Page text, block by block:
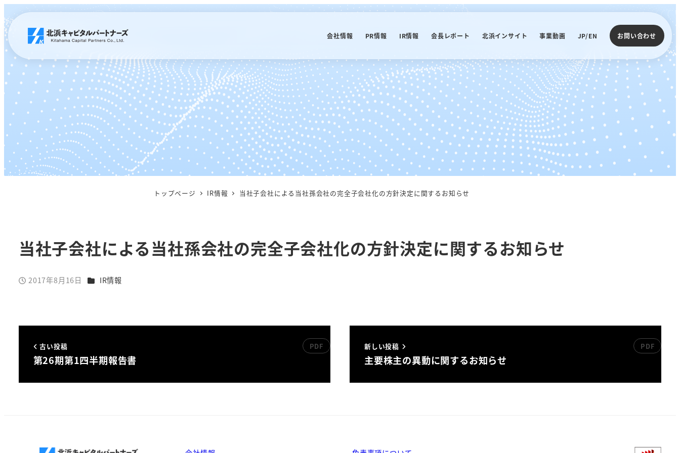
イ
ン
コ
ン
テ
ン
へ
移
会社情報 PR情報 IR情報 会長レポート 北浜インサイト 事業動画 JP/EN お問い合わせ
トップページ IR情報 当社子会社による当社孫会社の完全子会社化の方針決定に関するお知らせ
当社子会社による当社孫会社の完全子会社化の方針決定に関するお知らせ
投稿日
2017年8月16日 カテゴリー
IR情報
古い投稿
第26期第1四半期報告書
新しい投稿
主要株主の異動に関するお知らせ